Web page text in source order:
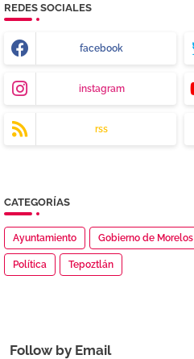
REDES SOCIALES
facebook
instagram
rss
CATEGORÍAS
Ayuntamiento Gobierno de Morelos
Política Tepoztlán
Follow by Email